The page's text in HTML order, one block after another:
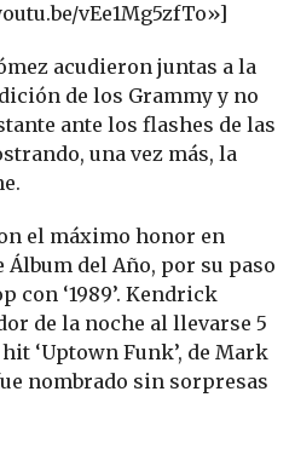
vEe1Mg5zfTo»]
acudieron juntas a la
de los Grammyy no
ante los flashes de las
una vez más, la
el máximo honor en
Álbum del Año, por su paso
con ‘1989’. Kendrick
de la noche al llevarse 5
‘Uptown Funk’, de Mark
nombrado sin sorpresas